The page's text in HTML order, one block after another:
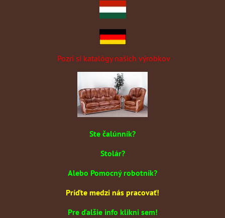
Pozri si katalógy našich výrobkov
Ste čalúnník?
Stolár?
Alebo Pomocný robotník?
Príďte medzi nás pracovať!
Pre ďalšie info klikni sem!